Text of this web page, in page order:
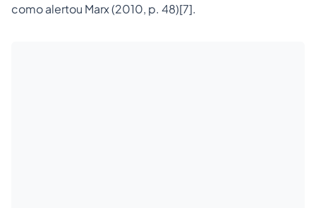
como alertou Marx (2010, p. 48)[7].